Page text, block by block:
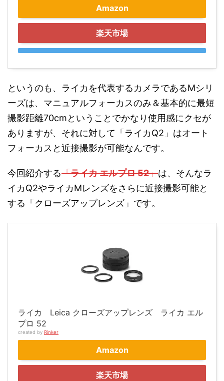
Amazon
楽天市場
というのも、ライカを代表するカメラであるMシリ
ーズは、マニュアルフォーカスのみ＆基本的に最短
撮影距離70cmということでかなり使用感にクセが
ありますが、それに対して「ライカQ2」はオート
フォーカスと近接撮影が可能なんです。
今回紹介する「ライカ エルプロ 52」は、そんなラ
イカQ2やライカMレンズをさらに近接撮影可能と
する「クローズアップレンズ」です。
ライカ Leica クローズアップレンズ ライカ エル
プロ 52
created by Rinker
Amazon
楽天市場